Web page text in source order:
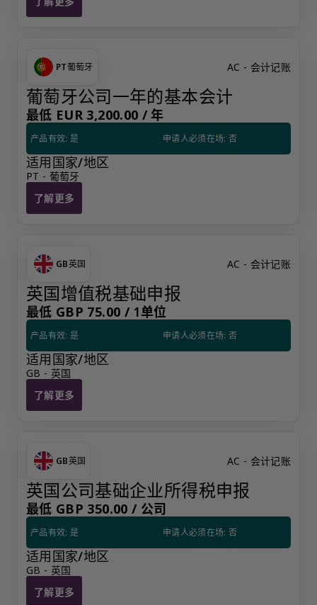
罗马尼亚休眠公司会计服务
PT葡萄牙 AC - 会计记账
葡萄牙公司一年的基本会计
最低 EUR 3,200.00 /年
产品有效: 是 申请人必须在场: 否
适用国家/地区
PT - 葡萄牙
了解更多
葡萄牙公司一年的基本会计
GB英国 AC - 会计记账
英国增值税基础申报
最低 GBP 75.00 /1单位
产品有效: 是 申请人必须在场: 否
适用国家/地区
GB - 英国
了解更多
英国增值税基础申报
GB英国 AC - 会计记账
英国公司基础企业所得税申报
最低 GBP 350.00 / 公司
产品有效: 是 申请人必须在场: 否
适用国家/地区
GB - 英国
了解更多
英国公司基础企业所得税申报